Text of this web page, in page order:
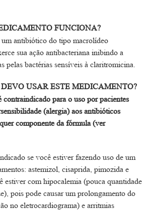
FUNCIONA?
antibiótico do tipo macrolídeo
sua ação antibacteriana inibindo a
pelas bactérias sensíveis à claritromicina.
USAR ESTE MEDICAMENTO?
contraindicado para o uso por pacientes
(alergia) aos antibióticos
componente da fórmula (ver
se você estiver fazendo uso de um
astemizol, cisaprida, pimozida e
estiver com hipocalemia (pouca quantidade
pois pode causar um prolongamento do
no eletrocardiograma) e arritmias